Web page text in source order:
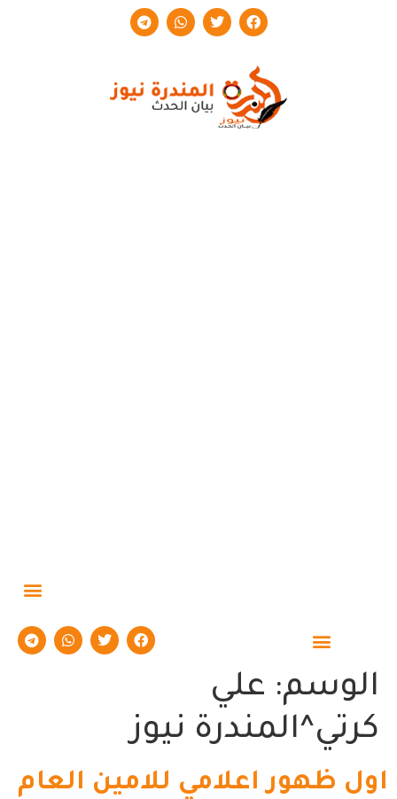
الوسم: علي
كرتي^المندرة نيوز
اول ظهور اعلامي للامين العام